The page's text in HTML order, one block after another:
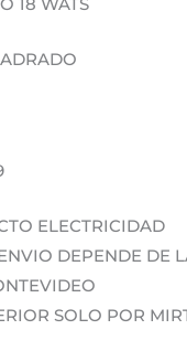
18 WATS
ELECTRICIDAD
DEPENDE DE
SOLO POR